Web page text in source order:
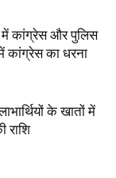
में कांग्रेस और पुलिस
कांग्रेस का धरना
के खातों में
राशि